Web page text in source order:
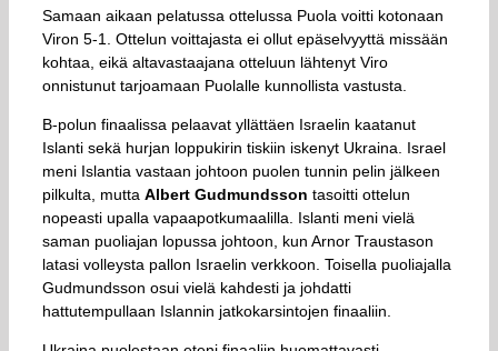
Samaan aikaan pelatussa ottelussa Puola voitti kotonaan
Viron 5-1. Ottelun voittajasta ei ollut epäselvyyttä missään
kohtaa, eikä altavastaajana otteluun lähtenyt Viro
onnistunut tarjoamaan Puolalle kunnollista vastusta.
B-polun finaalissa pelaavat yllättäen Israelin kaatanut
Islanti sekä hurjan loppukirin tiskiin iskenyt Ukraina. Israel
meni Islantia vastaan johtoon puolen tunnin pelin jälkeen
pilkulta, mutta Albert Gudmundsson tasoitti ottelun
nopeasti upalla vapaapotkumaalilla. Islanti meni vielä
saman puoliajan lopussa johtoon, kun Arnor Traustason
latasi volleysta pallon Israelin verkkoon. Toisella puoliajalla
Gudmundsson osui vielä kahdesti ja johdatti
hattutempullaan Islannin jatkokarsintojen finaaliin.